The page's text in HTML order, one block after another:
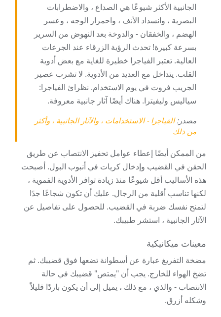
الجانبية الأكثر شيوعًا هي الصداع ، والاضطرابات
البصرية ، وانسداد الأنف ، واحمرار الوجه ، وعسر
الهضم ، والخفقان - والدوخة بعد النهوض من السرير
بسرعة كبيرة! تحدث الرؤية الزرقاء عند الجرعات
العالية. تعتبر الفياجرا خطيرة للغاية مع بعض أدوية
القلب. يتداخل مع العديد من الأدوية. لا تشرب عصير
الجريب فروت في يوم الاستخدام. نظرائ الفياجرا:
سياليس وليفيترا. هناك أيضًا آثار جانبية معروفة.
مصدر:الفياجرا - الاستخدامات ، والآثار الجانبية ، وأكثر
من ذلك
من الممكن أيضًا إعطاء عوامل تحفيز الانتصاب عن طريق
الحقن في القضيب وإدخال كريات في أنبوب البول. أصبحت
هذه الأساليب أقل شيوعًا منذ زيادة توافر الأدوية الفموية ،
لكنها تناسب أقلية من الرجال. عليك أن تكون شجاعًا جدًا
لتمنح نفسك ضربة في القضيب. للحصول على تفاصيل عن
الآثار الجانبية ، استشر طبيبك.
معينات ميكانيكية
مضخة التفريغ عبارة عن أسطوانة تضعها فوق قضيبك. ثم
تضخ الهواء للخارج. يجب أن "يمتص" قضيبك في حالة
الانتصاب - والذي ، مع ذلك ، يميل إلى أن يكون باردًا قليلاً
وشكله أزرق.